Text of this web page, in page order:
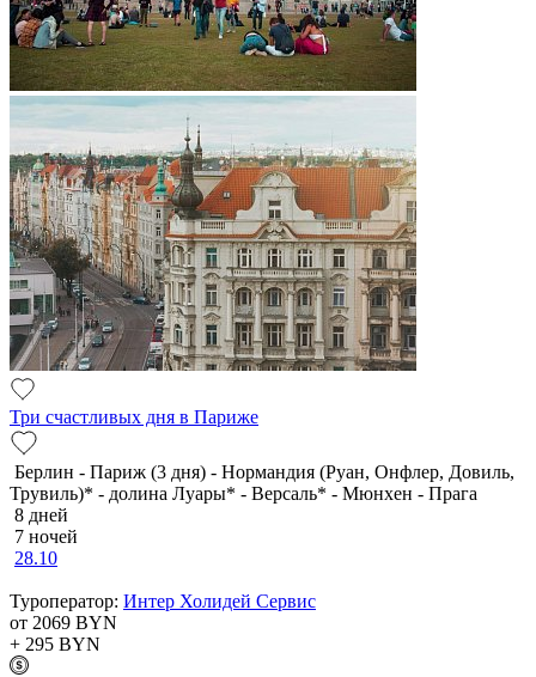
Три счастливых дня в Париже
Берлин - Париж (3 дня) - Нормандия (Руан, Онфлер, Довиль,
Трувиль)* - долина Луары* - Версаль* - Мюнхен - Прага
8 дней
7 ночей
28.10
Туроператор: Интер Холидей Сервис
от 2069 BYN
+ 295 BYN